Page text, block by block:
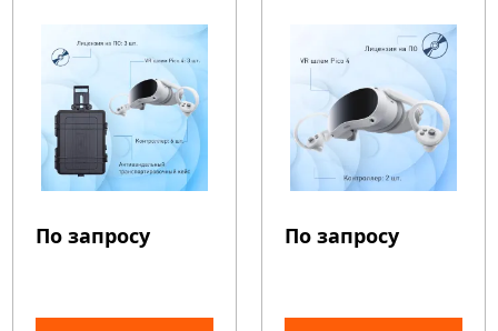
По запросу По запросу